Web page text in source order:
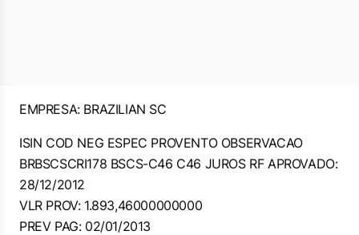
EMPRESA: BRAZILIAN SC
ISIN COD NEG ESPEC PROVENTO OBSERVACAO
BRBSCSCRI178 BSCS-C46 C46 JUROS RF APROVADO:
28/12/2012
VLR PROV: 1.893,46000000000
PREV PAG: 02/01/2013